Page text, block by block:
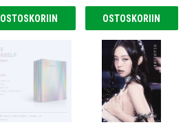
OSTOSKORIIN OSTOSKORIIN